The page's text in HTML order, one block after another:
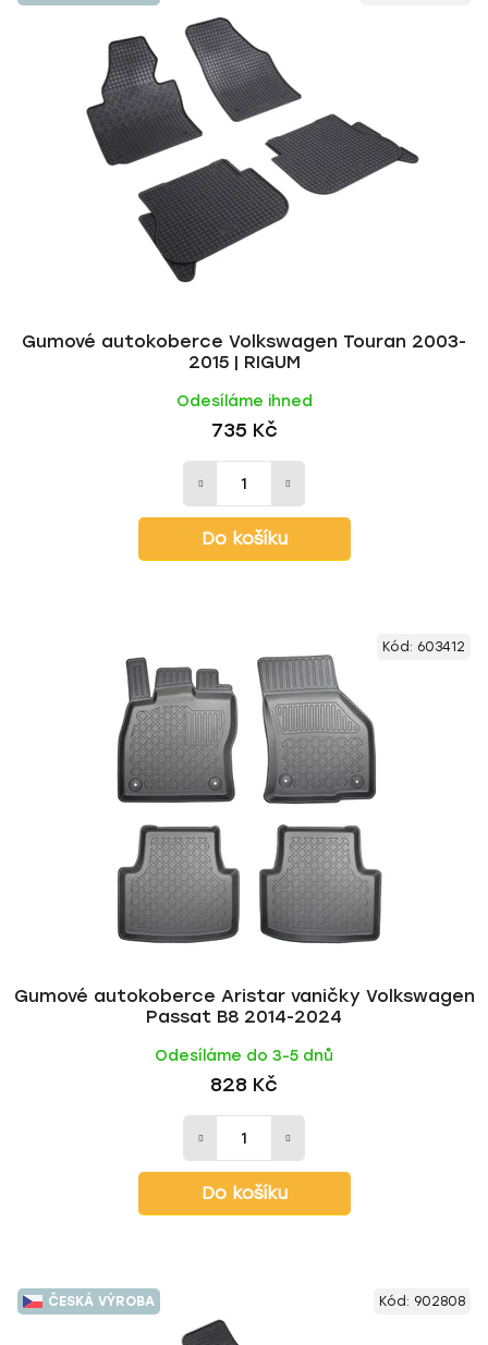
Gumové autokoberce Volkswagen Touran 2003-
2015 | RIGUM
Odesíláme ihned
735 Kč
Do košíku
Gumové autokoberce Aristar vaničky Volkswagen
Passat B8 2014-2024
Odesíláme do 3-5 dnů
828 Kč
Do košíku
Kód: 603412
ČESKÁ VÝROBA Kód: 902808